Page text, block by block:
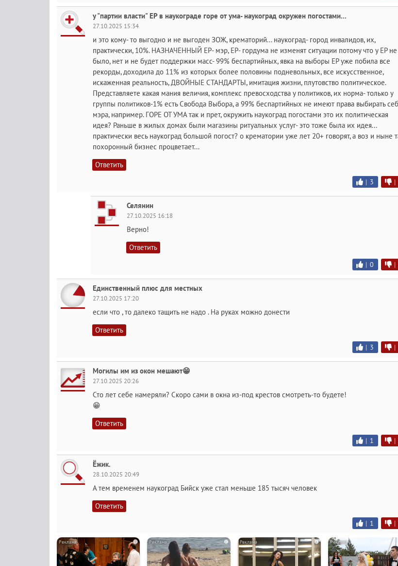
у "партии власти" ЕР в наукограде горе от ума- наукоград окружен погостами...
27.10.2025 15:34
и это кому- то выгодно и не выгоден ЗОЖ, крематорий... наукоград- город инвалидов, их,
практически, 10%. НАЗНАЧЕННЫЙ ЕР- мэр, ЕР- гордума не изменят ситуации потому что у ЕР не
было, нет и не будет поддержки масс- 99% беспартийных, явка на выборы ЕР уже побила все
рекорды, доходила до 11% из которых более половины подневольных, все искусственное,
искаженная реальность, ДВОЙНЫЕ СТАНДАРТЫ, имитация жизни, плутовство политическое.
Представляете какая мания величия, комплекс превосходства у политиков, их норма- только у
группы политиков-1% есть Свобода Выбора, а 99% беспартийных не имеют права выбирать
мэра, например. ГОРЕ ОТ УМА так и прет, окружить наукоград погостами это их политическая
идея? Раньше в жилых домах были магазины ритуальных услуг- это тоже была их идея...
практически весь наукоград большой погост? о крематории уже лет 20+ говорят, а воз и ныне
похоронный бизнес процветает...
Ответить
| 3 |
Селянин
27.10.2025 16:18
Верно!
Ответить
| 0 |
Единственный плюс для местных
27.10.2025 17:20
если что , то далеко тащить не надо . На руках можно донести
Ответить
| 3 |
Могилы им из окон мешают😁
27.10.2025 20:26
Сто лет себе намеряли? Скоро сами в окна из-под крестов смотреть-то будете!
😁
Ответить
| 1 |
Ёжик.
28.10.2025 20:49
А тем временем наукоград Бийск уже стал меньше 185 тысяч человек
Ответить
| 1 |
i i i